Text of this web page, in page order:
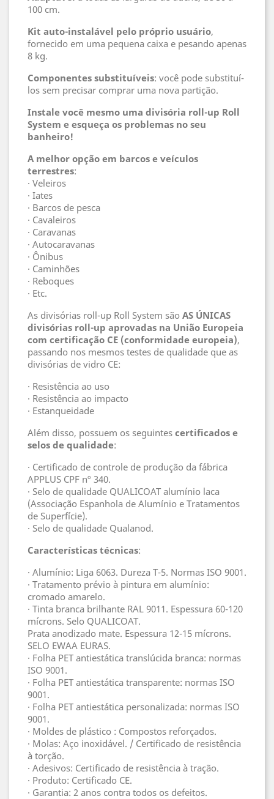
100 cm.
Kit auto-instalável pelo próprio usuário,
fornecido em uma pequena caixa e pesando apenas
8 kg.
Componentes substituíveis: você pode substituí-
los sem precisar comprar uma nova partição.
Instale você mesmo uma divisória roll-up Roll
System e esqueça os problemas no seu
banheiro!
A melhor opção em barcos e veículos
terrestres:
· Veleiros
· Iates
· Barcos de pesca
· Cavaleiros
· Caravanas
· Autocaravanas
· Ônibus
· Caminhões
· Reboques
· Etc.
As divisórias roll-up Roll System são AS ÚNICAS
divisórias roll-up aprovadas na União Europeia
com certificação CE (conformidade europeia),
passando nos mesmos testes de qualidade que as
divisórias de vidro CE:
· Resistência ao uso
· Resistência ao impacto
· Estanqueidade
Além disso, possuem os seguintes certificados e
selos de qualidade:
· Certificado de controle de produção da fábrica
APPLUS CPF nº 340.
· Selo de qualidade QUALICOAT alumínio laca
(Associação Espanhola de Alumínio e Tratamentos
de Superfície).
· Selo de qualidade Qualanod.
Características técnicas:
· Alumínio: Liga 6063. Dureza T-5. Normas ISO 9001.
· Tratamento prévio à pintura em alumínio:
cromado amarelo.
· Tinta branca brilhante RAL 9011. Espessura 60-120
mícrons. Selo QUALICOAT.
Prata anodizado mate. Espessura 12-15 mícrons.
SELO EWAA EURAS.
· Folha PET antiestática translúcida branca: normas
ISO 9001.
· Folha PET antiestática transparente: normas ISO
9001.
· Folha PET antiestática personalizada: normas ISO
9001.
· Moldes de plástico : Compostos reforçados.
· Molas: Aço inoxidável. / Certificado de resistência
à torção.
· Adesivos: Certificado de resistência à tração.
· Produto: Certificado CE.
· Garantia: 2 anos contra todos os defeitos.